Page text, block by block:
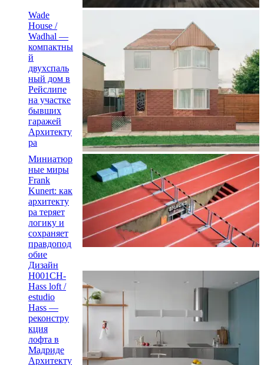
Wade
House /
Wadhal —
компактны
й
двухспаль
ный дом в
Рейслипе
на участке
бывших
гаражей
Архитекту
ра
Миниатюр
ные миры
Frank
Kunert: как
архитекту
ра теряет
логику и
сохраняет
правдопод
обие
Дизайн
H001CH-
Hass loft /
estudio
Hass —
реконстру
кция
лофта в
Мадриде
Архитекту